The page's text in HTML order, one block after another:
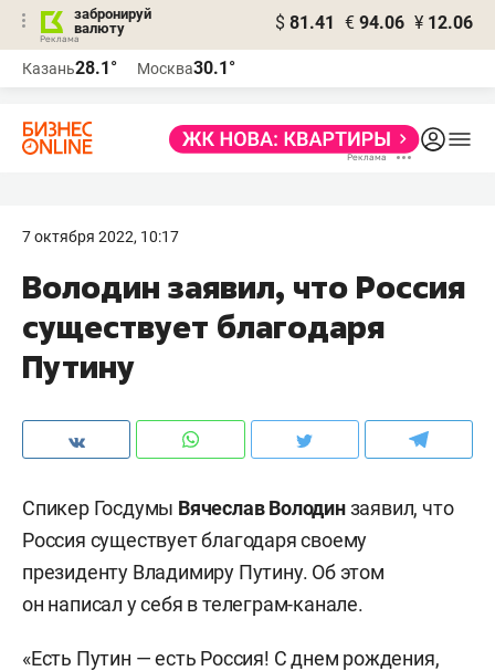
забронируй
валюту
$ 81.41 € 94.06 ¥ 12.06
Казань28.1° Москва30.1°
7 октября 2022, 10:17
Володин заявил, что Россия
существует благодаря
Путину
Спикер Госдумы ВячеславВолодинзаявил, что
Россия существует благодаря своему
президенту Владимиру Путину. Об этом
он написал у себя в телеграм-канале.
«Есть Путин — есть Россия! С днем рождения,